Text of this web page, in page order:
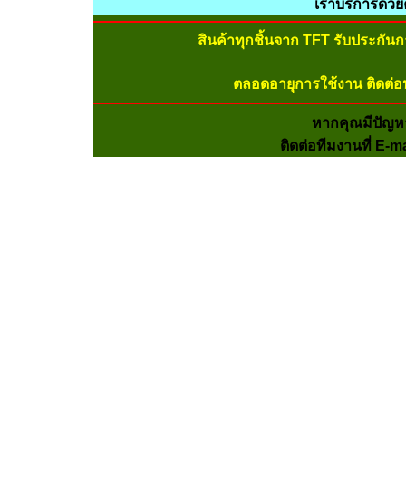
เราบริการด้ว
สินค้าทุกชิ้นจาก TFT รับประกัน
ตลอดอายุการใช้งาน ติดต่
หากคุณมีปัญห
ติดต่อทีมงานที่ E-